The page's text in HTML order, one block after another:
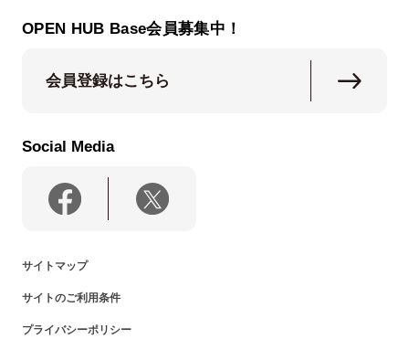
OPEN HUB Base会員募集中！
会員登録はこちら
Social Media
サイトマップ
サイトのご利用条件
プライバシーポリシー